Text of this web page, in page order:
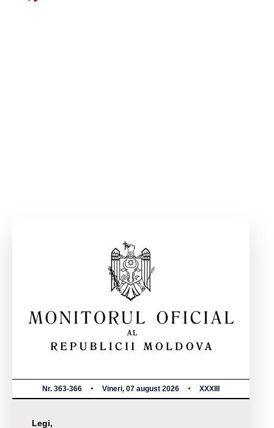
Nr. 363-366 Vineri, 07 august 2026 XXXIII
Legi,